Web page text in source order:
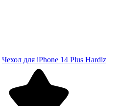
Чехол для iPhone 14 Plus Hardiz